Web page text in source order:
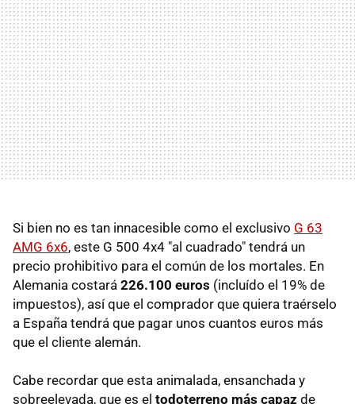
Si bien no es tan innacesible como el exclusivo G 63
AMG 6x6, este G 500 4x4 "al cuadrado" tendrá un
precio prohibitivo para el común de los mortales. En
Alemania costará 226.100 euros (incluído el 19% de
impuestos), así que el comprador que quiera traérselo
a España tendrá que pagar unos cuantos euros más
que el cliente alemán.
Cabe recordar que esta animalada, ensanchada y
sobreelevada, que es el todoterreno más capaz de